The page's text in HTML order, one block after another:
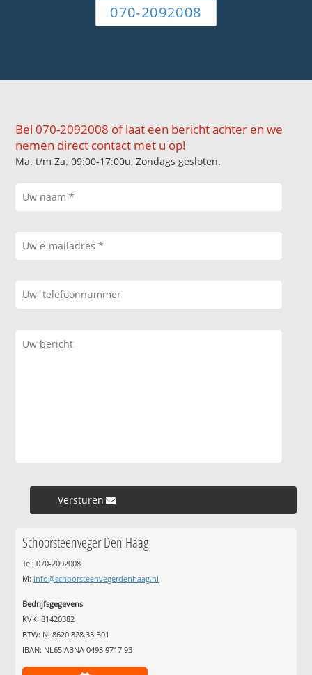
070-2092008
Bel 070-2092008 of laat een bericht achter en we
nemen direct contact met u op!
Ma. t/m Za. 09:00-17:00u, Zondags gesloten.
Versturen »
Schoorsteenveger Den Haag
Tel: 070-2092008
M: info@schoorsteenvegerdenhaag.nl
Bedrijfsgegevens
KVK: 81420382
BTW: NL8620.828.33.B01
IBAN: NL65 ABNA 0493 9717 93